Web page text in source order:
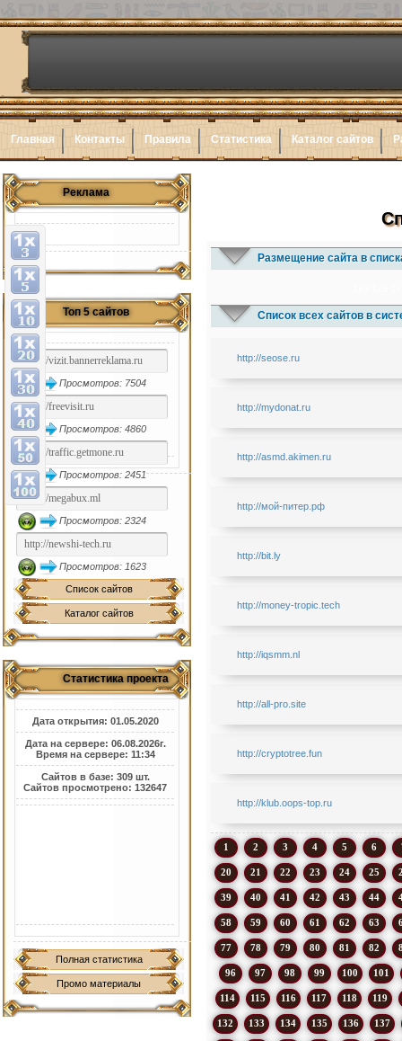
Главная Контакты Правила Статистика Каталог сайтов
Реклама
Топ 5 сайтов
Просмотров: 7504
Просмотров: 4860
Просмотров: 2451
Просмотров: 2324
Просмотров: 1623
Список сайтов
Каталог сайтов
Статистика проекта
Дата открытия: 01.05.2020
Дата на сервере: 06.08.2026г.
Время на сервере: 11:34
Сайтов в базе: 309 шт.
Сайтов просмотрено: 132647
Полная статистика
Промо материалы
Размещение сайта в
Список всех сайтов в
http://seose.ru
http://mydonat.ru
http://asmd.akimen.ru
http://мой-питер.рф
http://bit.ly
http://money-tropic.tech
http://iqsmm.nl
http://all-pro.site
http://cryptotree.fun
http://klub.oops-top.ru
1 2 3 4 5 6
20 21 22 23 24 25
39 40 41 42 43 44
58 59 60 61 62 63
77 78 79 80 81 82
96 97 98 99 100 101
114 115 116 117 118 119
132 133 134 135 136 137